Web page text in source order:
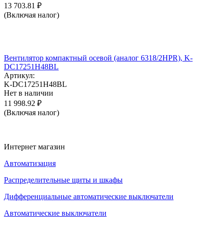
13 703.81 ₽
(Включая налог)
Вентилятор компактный осевой (аналог 6318/2HPR), K-
DC17251H48BL
Артикул:
K-DC17251H48BL
Нет в наличии
11 998.92 ₽
(Включая налог)
Интернет магазин
Автоматизация
Распределительные щиты и шкафы
Дифференциальные автоматические выключатели
Автоматические выключатели